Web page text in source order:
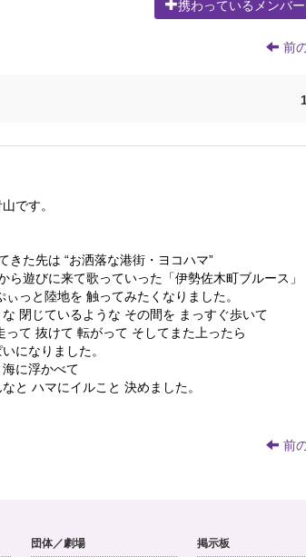
携わっているメンバ
前
です。
きた先は “お洒落な港街・ヨコハマ”
ら遊びに来て歌っていった「伊勢佐木町ブルース」
ぃっと陸地を 触ってみたくなりました。
閉じているような その間を まっすぐ歩いて
って 抜けて 転がって そしてまた上ったら
になりました。
に浮かべて
と ハマにイルこと 決めました。
前
団体／劇場 掲示板